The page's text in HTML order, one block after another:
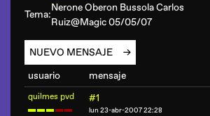
Tema:
Nerone Oberon Bussola Carlos
Ruiz@Magic 05/05/07
NUEVO MENSAJE
usuario
mensaje
quilmes pvd #1
lun 23-abr-2007 22:28